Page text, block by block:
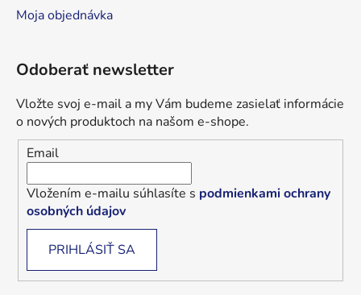
Moja objednávka
Odoberať newsletter
Vložte svoj e-mail a my Vám budeme zasielať informácie
o nových produktoch na našom e-shope.
Email
Vložením e-mailu súhlasíte s podmienkami ochrany
osobných údajov
PRIHLÁSIŤ SA